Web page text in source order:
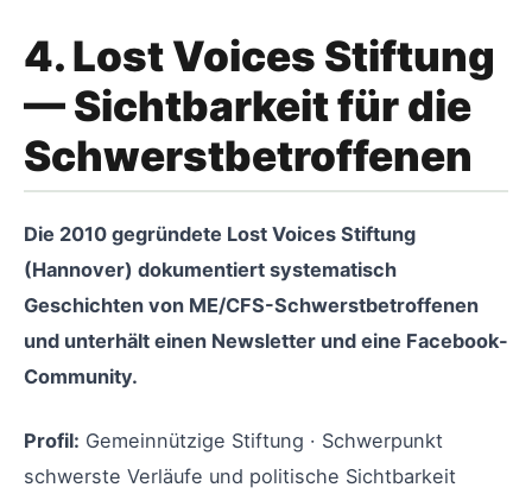
4. Lost Voices Stiftung
— Sichtbarkeit für die
Schwerstbetroffenen
Die 2010 gegründete Lost Voices Stiftung
(Hannover) dokumentiert systematisch
Geschichten von ME/CFS-Schwerstbetroffenen
und unterhält einen Newsletter und eine Facebook-
Community.
Profil: Gemeinnützige Stiftung · Schwerpunkt
schwerste Verläufe und politische Sichtbarkeit